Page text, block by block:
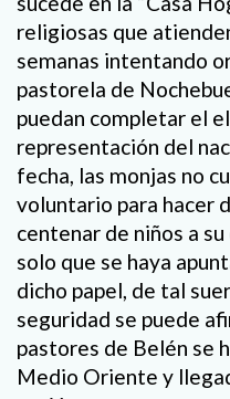
religiosas que
semanas intentando
pastorela de
puedan completar el
representación del
fecha, las monjas no
voluntario para hacer
centenar de niños a
solo que se haya
dicho papel, de tal
seguridad se puede
pastores de Belén se
Medio Oriente y